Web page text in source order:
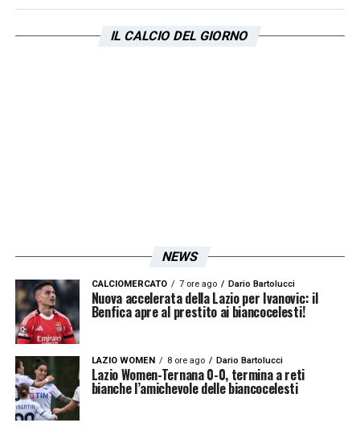
IL CALCIO DEL GIORNO
NEWS
CALCIOMERCATO 7 ore ago Dario Bartolucci
Nuova accelerata della Lazio per Ivanovic: il
Benfica apre al prestito ai biancocelesti!
LAZIO WOMEN 8 ore ago Dario Bartolucci
Lazio Women-Ternana 0-0, termina a reti
bianche l’amichevole delle biancocelesti